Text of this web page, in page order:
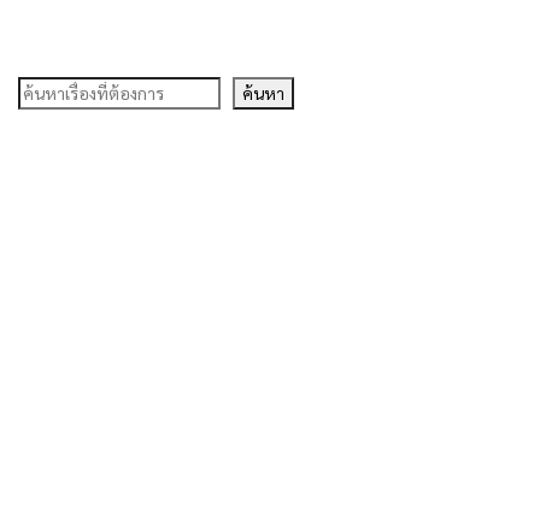
ค้นหา ค้นหา